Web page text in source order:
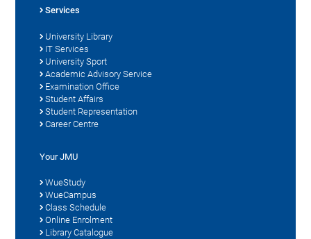
Services
University Library
IT Services
University Sport
Academic Advisory Service
Examination Office
Student Affairs
Student Representation
Career Centre
Your JMU
WueStudy
WueCampus
Class Schedule
Online Enrolment
Library Catalogue